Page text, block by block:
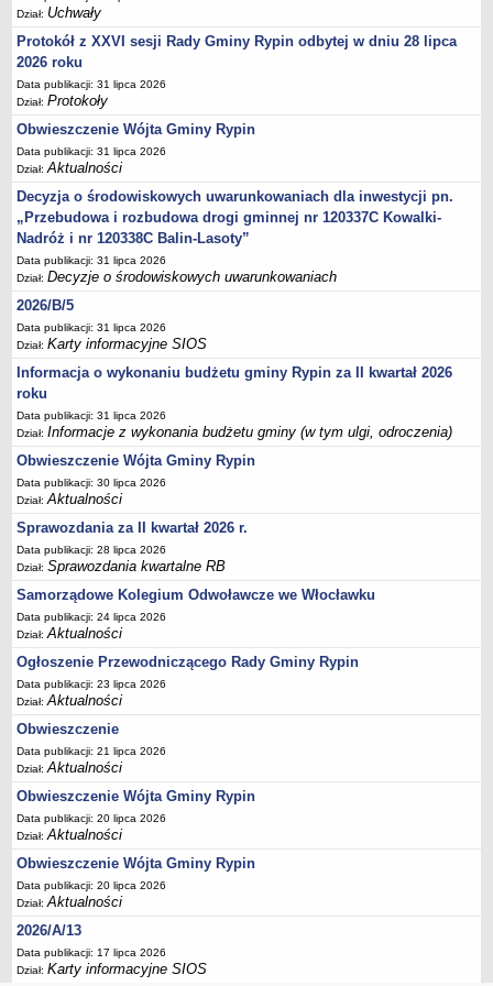
PLANY, PROGRAMY DZIAŁANIA, REGULAMINY
Raporty o stanie gminy
Program profilaktyki i rozwiązywania problemów alkoholowych oraz
przeciwdziałania narkomanii
Strategia Rozwiązywania Problemów Społecznych na terenie Gminy
Rypin
Gminny Program Przeciwdziałania Przemocy w Rodzinie oraz
Ochrony Ofiar Przemocy w Rodzinie
Gminny Program Wspierania Rodziny na lata 2023 - 2025
Program współpracy Gminy Rypin z organizacjami pozarządowymi
oraz innymi podmiotami prowadzącymi działalność pożytku
publicznego
Regulamin utrzymania czystości i porządku na terenie gminy Rypin
Regulamin zasad i trybu nadawania i pozbawiania tytułów
,,Honorowy Obywatel Gminy Rypin' i ,,Zasłużony dla Gminy Rypin'
Regulamin dotowania demontażu i utylizacji materiałów
zawierających azbest z budynków na terenie Gminy Rypin ze
środków Gminnego Funduszu Ochrony Środowiska i Gospodarki
Wodnej
Zasady i tryb postępowania przy udzielaniu dotacji celowej osobom
fizycznym i wspólnotom mieszkaniowym nie prowadzącym
działalności gospodarczej na realizację zadań w zakresie
demontażu, transportu i unieszkodliwiania odpadów zawierających
azbes
Plan gospodarki niskoemisyjnej dla gminy Rypin
Aktualizacja założeń do planu zaopatrzenia w ciepło, energię
elektryczną i paliwa gazowe dla gminy Rypin
Program Rewitalizacji Gminy Rypin na lata 2016-2023
Plany rozwoju gminy i miejscowości
Strategie Terytorialne Obszaru Prowadzenia Polityki Terytorialnej
OCHRONA ŚRODOWISKA
Wycinka drzew
Raporty o oddziaływaniu przedsięwzięcia na środowisko
Decyzje o środowiskowych uwarunkowaniach
SIOS
Gospodarka odpadami
Deklaracja o wysokości opłaty za gospodarowanie odpadami
komunalnymi
Harmonogram wywozu odpadów
Dział: Uchwały
Protokół z XXVI sesji Rady Gminy Rypin odbytej w dniu 28 lipca
2026 roku
Data publikacji: 31 lipca 2026
Dział:Protokoły
Obwieszczenie Wójta Gminy Rypin
Data publikacji: 31 lipca 2026
Dział:Aktualności
Decyzja o środowiskowych uwarunkowaniach dla inwestycji pn.
„Przebudowa i rozbudowa drogi gminnej nr 120337C Kowalki-
Nadróż i nr 120338C Balin-Lasoty”
Data publikacji: 31 lipca 2026
Dział:Decyzje o środowiskowych uwarunkowaniach
2026/B/5
Data publikacji: 31 lipca 2026
Dział:Karty informacyjne SIOS
Informacja o wykonaniu budżetu gminy Rypin za II kwartał 2026
roku
Data publikacji: 31 lipca 2026
Dział:Informacje z wykonania budżetu gminy (w tym ulgi, odroczenia)
Obwieszczenie Wójta Gminy Rypin
Data publikacji: 30 lipca 2026
Dział:Aktualności
Sprawozdania za II kwartał 2026 r.
Data publikacji: 28 lipca 2026
Dział:Sprawozdania kwartalne RB
Samorządowe Kolegium Odwoławcze we Włocławku
Data publikacji: 24 lipca 2026
Dział:Aktualności
Ogłoszenie Przewodniczącego Rady Gminy Rypin
Data publikacji: 23 lipca 2026
Dział:Aktualności
Obwieszczenie
Data publikacji: 21 lipca 2026
Dział:Aktualności
Obwieszczenie Wójta Gminy Rypin
Data publikacji: 20 lipca 2026
Dział:Aktualności
Obwieszczenie Wójta Gminy Rypin
Data publikacji: 20 lipca 2026
Dział:Aktualności
2026/A/13
Data publikacji: 17 lipca 2026
Dział:Karty informacyjne SIOS